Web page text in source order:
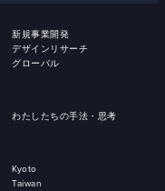
新規事業開発
デザインリサーチ
グローバル
わたしたちの手法・思考
Kyoto
Taiwan